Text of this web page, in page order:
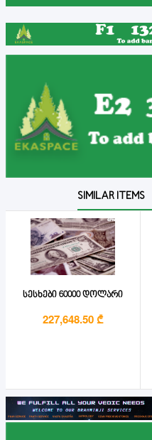
SIMILAR ITEMS
სესხები 60000 დოლარი
227,648.50 ₾